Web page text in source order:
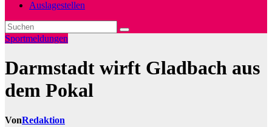
Auslagestellen
Sportmeldungen
Darmstadt wirft Gladbach aus
dem Pokal
VonRedaktion